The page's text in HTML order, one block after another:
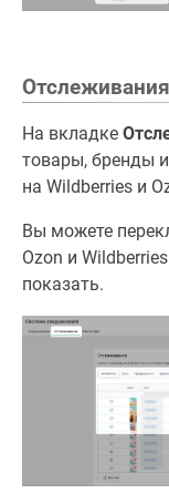
Отслеживания
На вкладке
товары, бренды
на Wildberries и
Вы можете
Ozon и
показать.